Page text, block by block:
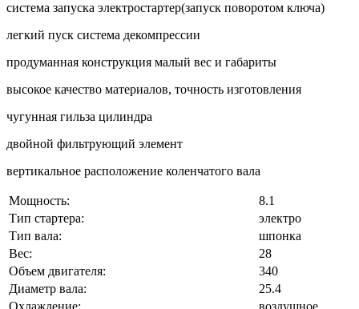
система запуска электростартер(запуск поворотом ключа)
легкий пуск система декомпрессии
продуманная конструкция малый вес и габариты
высокое качество материалов, точность изготовления
чугунная гильза цилиндра
двойной фильтрующий элемент
вертикальное расположение коленчатого вала
Мощность:
8.1
Тип стартера:
электро
Тип вала:
шпонка
Вес:
28
Объем двигателя:
340
Диаметр вала:
25.4